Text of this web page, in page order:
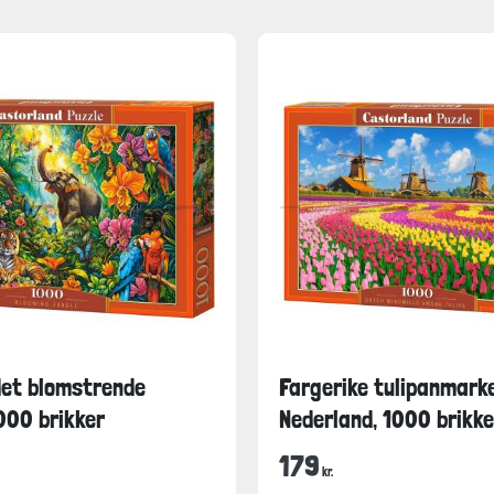
blomstrende
brikker
Fargerike
Nederland, 1000
179 kr.